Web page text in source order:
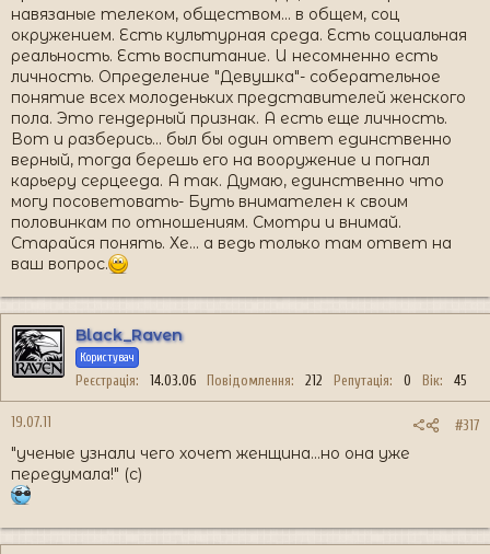
навязаные телеком, обществом... в общем, соц
окружением. Есть культурная среда. Есть социальная
реальность. Есть воспитание. И несомненно есть
личность. Определение "Девушка"- соберательное
понятие всех молоденьких представителей женского
пола. Это гендерный признак. А есть еще личность.
Вот и разберись... был бы один ответ единственно
верный, тогда берешь его на вооружение и погнал
карьеру серцееда. А так. Думаю, единственно что
могу посоветовать- Буть внимателен к своим
половинкам по отношениям. Смотри и внимай.
Старайся понять. Хе... а ведь только там ответ на
ваш вопрос.
Black_Raven
Користувач
Реєстрація 14.03.06 Повідомлення 212 Репутація 0 Вік 45
19.07.11 #317
"ученые узнали чего хочет женщина...но она уже
передумала!" (с)